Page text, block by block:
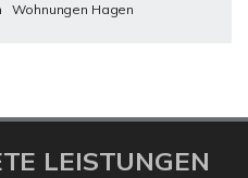
Wohnungen Hagen
LEISTUNGEN